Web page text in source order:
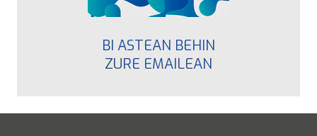
BI ASTEAN BEHIN
ZURE EMAILEAN